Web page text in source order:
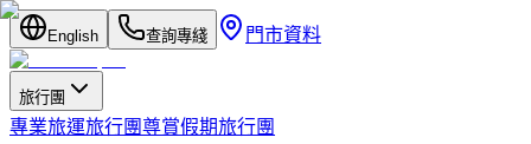
English 查詢專綫 門市資料
旅行團
專業旅運旅行團尊賞假期旅行團